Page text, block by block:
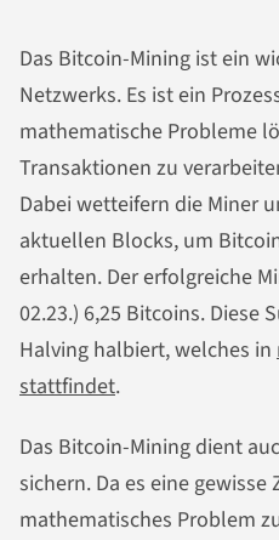
Das Bitcoin-Mining ist ein
Netzwerks. Es ist ein
mathematische Probleme
Transaktionen zu
Dabei wetteifern die Miner
aktuellen Blocks, um
erhalten. Der erfolgreiche
02.23.) 6,25 Bitcoins. Diese
Halving halbiert, welches in
stattfindet.
Das Bitcoin-Mining dient
sichern. Da es eine gewisse
mathematisches Problem